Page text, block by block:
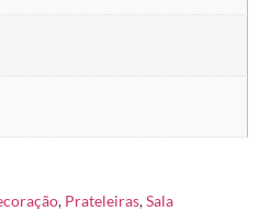
, Prateleiras,Sala